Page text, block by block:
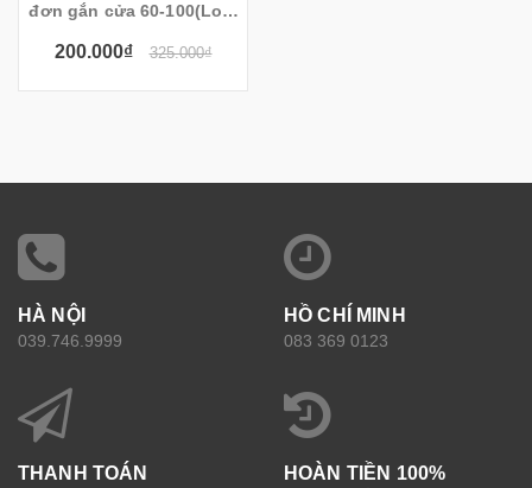
đơn gắn cửa 60-100(Loại
200.000₫ 325.000₫
HÀ NỘI
039.746.9999
HỒ CHÍ MINH
083 369 0123
THANH TOÁN HOÀN TIỀN 100%